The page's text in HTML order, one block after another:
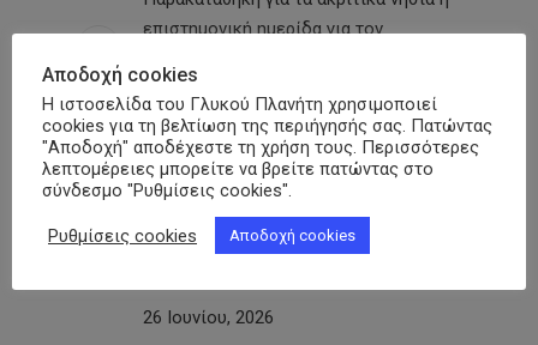
επιστημονική ημερίδα για τον
της ΠΟΣΣΑΣΔΙΑ
29 Ιουνίου, 2026
150 χρόνια Lilly και 32 χρόνια
Φαρμασέρβ-Λίλλυ: Eπετειακή
εκδήλωση – Εκπροσωπήθηκε και η
26 Ιουνίου, 2026
Αποδοχή cookies
Η ιστοσελίδα του Γλυκού Πλανήτη χρησιμοποιεί
cookies για τη βελτίωση της περιήγησής σας. Πατώντας
"Αποδοχή" αποδέχεστε τη χρήση τους. Περισσότερες
λεπτομέρειες μπορείτε να βρείτε πατώντας στο
σύνδεσμο "Ρυθμίσεις cookies".
Ρυθμίσεις cookies Αποδοχή cookies